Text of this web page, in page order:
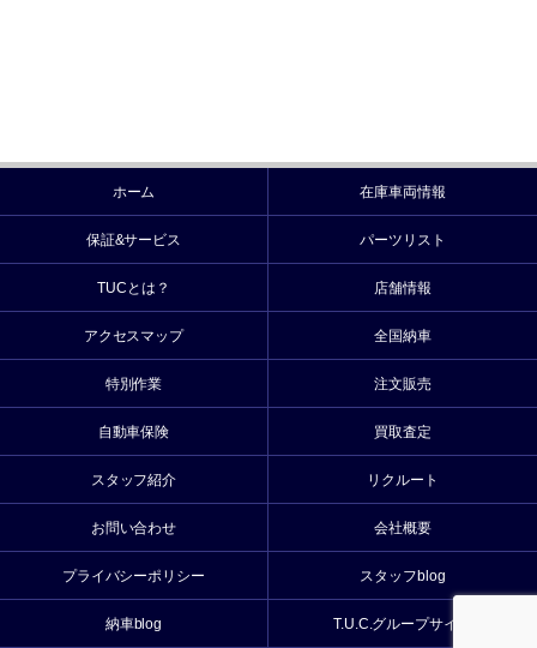
ホーム 在庫車両情報
保証&サービス パーツリスト
TUCとは？ 店舗情報
アクセスマップ 全国納車
特別作業 注文販売
自動車保険 買取査定
スタッフ紹介 リクルート
お問い合わせ 会社概要
プライバシーポリシー スタッフblog
納車blog T.U.C.グループサイト